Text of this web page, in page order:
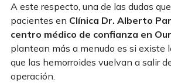
A este respecto, una de las dudas
pacientes en Clínica Dr. Alberto
centro médico de confianza en
plantean más a menudo es si existe
que las hemorroides vuelvan a salir
operación.